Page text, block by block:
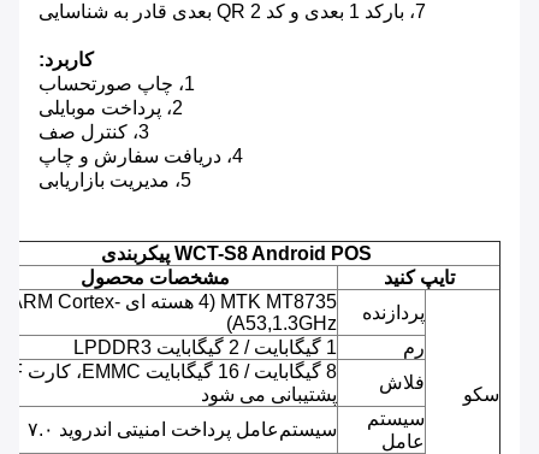
7، بارکد 1 بعدی و کد QR 2 بعدی قادر به شناسایی
کاربرد:
1، چاپ صورتحساب
2، پرداخت موبایلی
3، کنترل صف
4، دریافت سفارش و چاپ
5، مدیریت بازاریابی
WCT-S8 Android POS پیکربندی
تایپ کنید
مشخصات محصول
سکو
پردازنده
MTK MT8735 (4 هسته ای ARM Cortex-
A53,1.3GHz)
رم
1 گیگابایت / 2 گیگابایت LPDDR3
فلاش
8 گیگابایت / 16 گیگابایت EMMC، کارت TF
پشتیبانی می شود
سیستم
عامل
سیستم‌عامل پرداخت امنیتی اندروید ۷.۰